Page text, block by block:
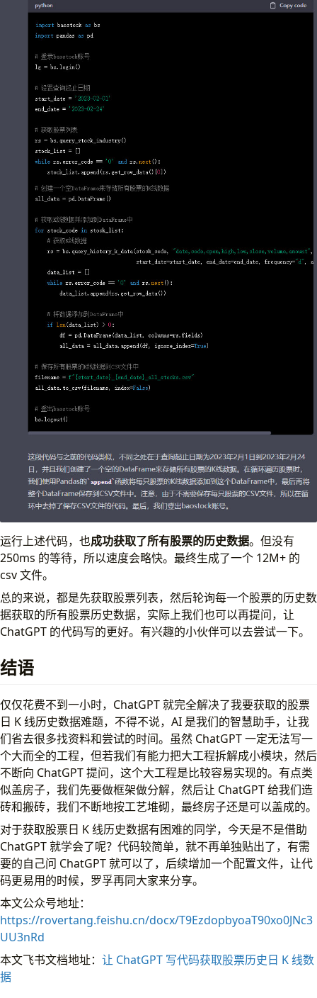
运行上述代码，也成功获取了所有股票的历史数据。但没有
250ms 的等待，所以速度会略快。最终生成了一个 12M+ 的
csv 文件。
总的来说，都是先获取股票列表，然后轮询每一个股票的历史数
据获取的所有股票历史数据，实际上我们也可以再提问，让
ChatGPT 的代码写的更好。有兴趣的小伙伴可以去尝试一下。
结语
仅仅花费不到一小时，ChatGPT 就完全解决了我要获取的股票
日 K 线历史数据难题，不得不说，AI 是我们的智慧助手，让我
们省去很多找资料和尝试的时间。虽然 ChatGPT 一定无法写一
个大而全的工程，但若我们有能力把大工程拆解成小模块，然后
不断向 ChatGPT 提问，这个大工程是比较容易实现的。有点类
似盖房子，我们先要做框架做分解，然后让 ChatGPT 给我们造
砖和搬砖，我们不断地按工艺堆砌，最终房子还是可以盖成的。
对于获取股票日 K 线历史数据有困难的同学，今天是不是借助
ChatGPT 就学会了呢？代码较简单，就不再单独贴出了，有需
要的自己问 ChatGPT 就可以了，后续增加一个配置文件，让代
码更易用的时候，罗孚再同大家来分享。
本文公众号地址：
https://rovertang.feishu.cn/docx/T9EzdopbyoaT90xo0JNc3
UU3nRd
本文飞书文档地址： 让 ChatGPT 写代码获取股票历史日 K 线数
据